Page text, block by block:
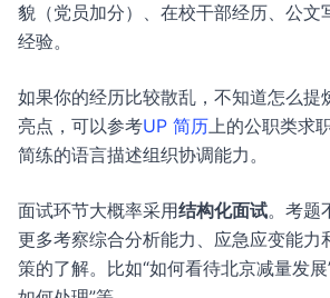
貌（党员加分）、在校干部经历、公文
经验。
如果你的经历比较散乱，不知道怎么提
亮点，可以参考UP 简历上的公职类求
简练的语言描述组织协调能力。
面试环节大概率采用结构化面试。考题
更多考察综合分析能力、应急应变能力
策的了解。比如“如何看待北京减量发